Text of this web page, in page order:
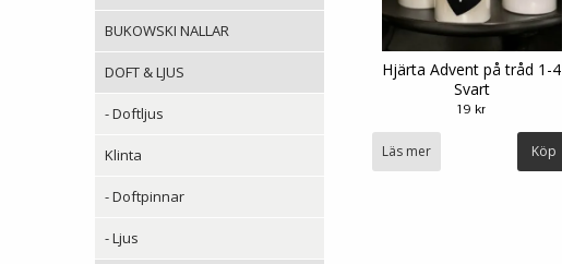
BUKOWSKI NALLAR
DOFT & LJUS
- Doftljus
Klinta
- Doftpinnar
- Ljus
Hjärta Advent på tråd 1-4
Svart
19 kr
Läs mer